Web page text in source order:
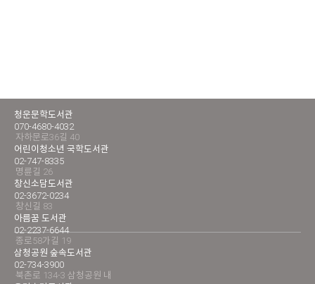
청운문학도서관
070-4680-4032
자하문로36길 40
어린이청소년 국학도서관
02-747-8335
명륜길 26
창신소담도서관
02-3672-0234
창신길 83
아름꿈 도서관
02-2237-6644
종로58가길 19
삼청공원 숲속도서관
02-734-3900
북촌로 134-3 삼청공원 내